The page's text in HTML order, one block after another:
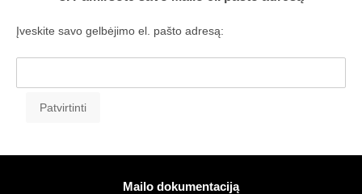
Įveskite savo gelbėjimo el. pašto adresą:
Daugiau informacijosMailo dokumentaciją